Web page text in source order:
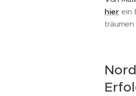
hier ein
träumen